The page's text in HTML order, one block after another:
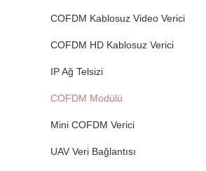
COFDM Kablosuz Video Verici
COFDM HD Kablosuz Verici
IP Ağ Telsizi
COFDM Modülü
Mini COFDM Verici
UAV Veri Bağlantısı